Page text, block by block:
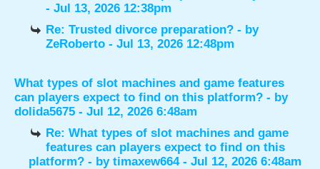
- Jul 13, 2026 12:38pm
Re: Trusted divorce preparation? - by
ZeRoberto - Jul 13, 2026 12:48pm
What types of slot machines and game features
can players expect to find on this platform? - by
dolida5675 - Jul 12, 2026 6:48am
Re: What types of slot machines and game
features can players expect to find on this
platform? - by timaxew664- Jul 12, 2026 6:48am